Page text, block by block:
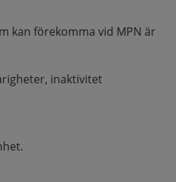
kan förekomma vid MPN är
inaktivitet